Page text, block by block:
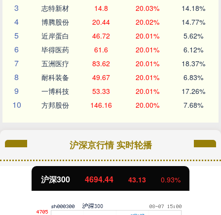
3 志特新材 14.8 20.03% 14.18%
4 博腾股份 20.44 20.02% 14.77%
5 近岸蛋白 46.72 20.01% 5.62%
6 毕得医药 61.6 20.01% 6.12%
7 五洲医疗 83.62 20.01% 18.37%
8 耐科装备 49.67 20.01% 6.83%
9 一博科技 53.33 20.01% 17.26%
10 方邦股份 146.16 20.00% 7.68%
沪深京行情 实时轮播
0.93% 北证50 1134.24